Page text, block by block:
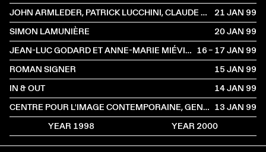
JOHN ARMLEDER, PATRICK LUCCHINI, CLAUDE RYCHNER
21 JAN1999
SIMON LAMUNIÈRE
20 JAN1999
JEAN-LUC GODARD ET ANNE-MARIE MIÉVILLE 16 – 17 JAN1999
ROMAN SIGNER
15 JAN1999
IN & OUT
14 JAN1999
CENTRE POUR L'IMAGE CONTEMPORAINE, GENÈVE 13 JAN1999
YEAR 1998
YEAR 2000